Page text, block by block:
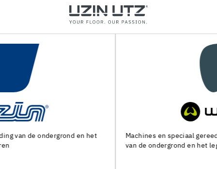
Machines en speciaal gereedschap voor de voorbereiding
van de ondergrond en het leggen van alle soorten bedekking